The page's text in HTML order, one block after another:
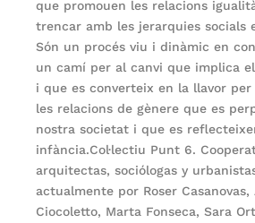
que promouen les relacions
trencar amb les jerarquies socials
Són un procés viu i dinàmic en
un camí per al canvi que implica
i que es converteix en la llavor
les relacions de gènere que es
nostra societat i que es
infància.Col·lectiu Punt 6.
arquitectas, sociólogas y
actualmente por Roser Casanovas,
Ciocoletto, Marta Fonseca, Sara